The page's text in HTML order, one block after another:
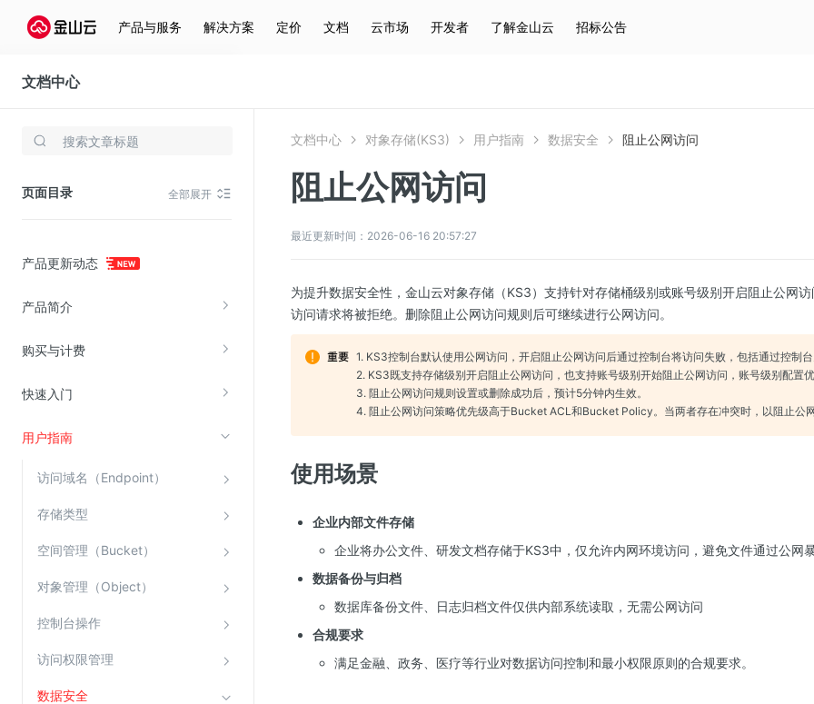
产品与服务 解决方案 定价 文档 云市场 开发者 了解金山云 招标公告
文档中心
对象存储(KS3)
页面目录 全部展开
产品更新动态
产品简介
购买与计费
快速入门
用户指南
访问域名（Endpoint）
存储类型
空间管理（Bucket）
对象管理（Object）
控制台操作
访问权限管理
数据安全
存储与云分发
云硬盘(EBS)
在线迁移服务
视频云服务
云直播(KLS)
渗透测试
云堡垒机
高防IP(KAD)
文档中心 对象存储(KS3) 用户指南 数据安全 阻止公网访问
阻止公网访问
最近更新时间：2026-06-16 20:57:27
为提升数据安全性，金山云对象存储（KS3）支持针对存储桶级别或账号级别开启阻止公网
访问请求将被拒绝。删除阻止公网访问规则后可继续进行公网访问。
1. KS3控制台默认使用公网访问，开启阻止公网访问后通过控制台将访问失败，包括通过控制台
2. KS3既支持存储级别开启阻止公网访问，也支持账号级别开始阻止公网访问，账号级别配置优
3. 阻止公网访问规则设置或删除成功后，预计5分钟内生效。
4. 阻止公网访问策略优先级高于Bucket ACL和Bucket Policy。当两者存在冲突时，以阻止公网
使用场景
企业内部文件存储
企业将办公文件、研发文档存储于KS3中，仅允许内网环境访问，避免文件通过公网暴
数据备份与归档
数据库备份文件、日志归档文件仅供内部系统读取，无需公网访问
合规要求
满足金融、政务、医疗等行业对数据访问控制和最小权限原则的合规要求。